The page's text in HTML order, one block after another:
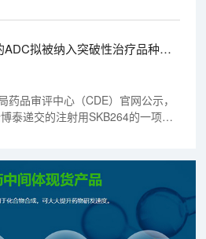
术报告厅发表《转化医学（PDX模
的应用》，下沙院区行政楼四楼学
上，现场反响热烈。
拟被纳入突破性治疗品种丨
品审评中心（CDE）官网公示，
泰递交的注射用SKB264的一项临
ADC），目前正在中国和美国开展